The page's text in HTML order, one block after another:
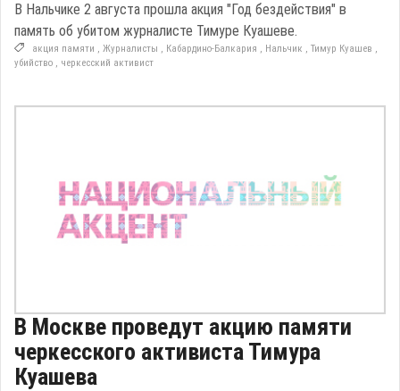
В Нальчике 2 августа прошла акция "Год бездействия" в
память об убитом журналисте Тимуре Куашеве.
акция памяти , Журналисты , Кабардино-Балкария , Нальчик , Тимур Куашев ,
убийство , черкесский активист
В Москве проведут акцию памяти
черкесского активиста Тимура
Куашева